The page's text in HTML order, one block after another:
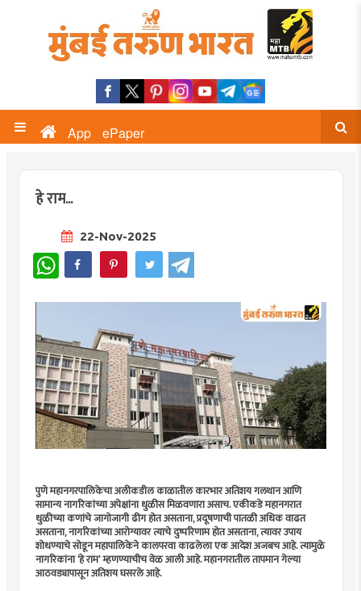
App ePaper
हे राम...
22-Nov-2025
WhatsApp
पुणे महानगरपालिकेचाअलीकडीलकाळातील कारभार अतिशय गलथान आणि
सामान्य नागरिकांच्या अपेक्षांना धुळीसमिळवणाराअसाच. एकीकडे महानगरात
धुळीच्या कणांचेजागोजागीढीग होत असताना, प्रदूषणाची पातळी अधिक वाढत
असताना, नागरिकांच्या आरोग्यावर त्याचे दुष्परिणाम होत असताना, त्यावर उपाय
शोधण्याचे सोडून महापालिकेनेकालपरवाकाढलेला एक आदेश अजबच आहे. त्यामुळे
नागरिकांना ‘हे राम‘ म्हणण्याचीच वेळ आली आहे. महानगरातीलतापमानगेल्या
आठवड्यापासून अतिशय घसरले आहे.